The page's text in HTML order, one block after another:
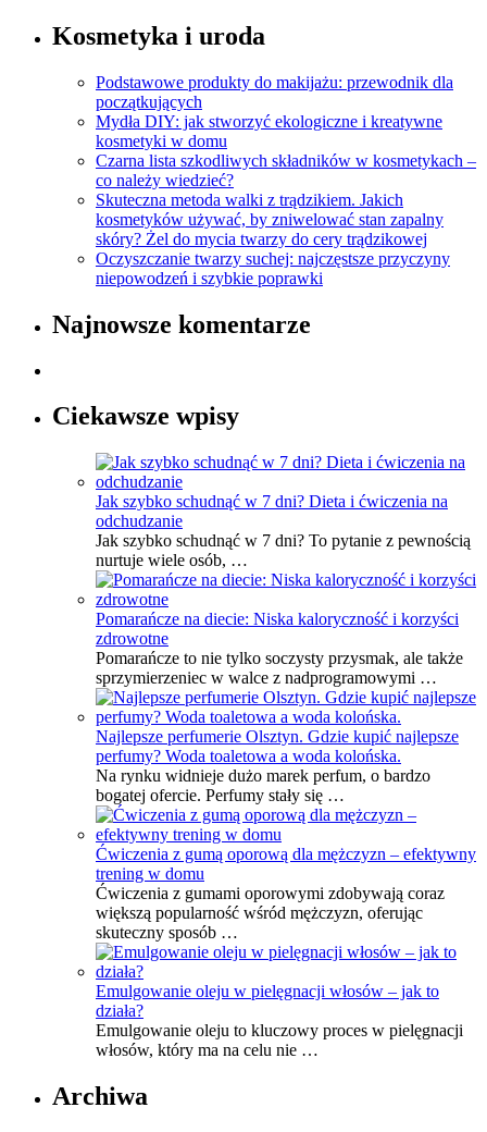
Kosmetyka i uroda
Podstawowe produkty do makijażu: przewodnik dla
początkujących
Mydła DIY: jak stworzyć ekologiczne i kreatywne
kosmetyki w domu
Czarna lista szkodliwych składników w kosmetykach –
co należy wiedzieć?
Skuteczna metoda walki z trądzikiem. Jakich
kosmetyków używać, by zniwelować stan zapalny
skóry? Żel do mycia twarzy do cery trądzikowej
Oczyszczanie twarzy suchej: najczęstsze przyczyny
niepowodzeń i szybkie poprawki
Najnowsze komentarze
Ciekawsze wpisy
Jak szybko schudnąć w 7 dni? Dieta i ćwiczenia na
odchudzanie
Jak szybko schudnąć w 7 dni? To pytanie z pewnością
nurtuje wiele osób, …
Pomarańcze na diecie: Niska kaloryczność i korzyści
zdrowotne
Pomarańcze to nie tylko soczysty przysmak, ale także
sprzymierzeniec w walce z nadprogramowymi …
Najlepsze perfumerie Olsztyn. Gdzie kupić najlepsze
perfumy? Woda toaletowa a woda kolońska.
Na rynku widnieje dużo marek perfum, o bardzo
bogatej ofercie. Perfumy stały się …
Ćwiczenia z gumą oporową dla mężczyzn – efektywny
trening w domu
Ćwiczenia z gumami oporowymi zdobywają coraz
większą popularność wśród mężczyzn, oferując
skuteczny sposób …
Emulgowanie oleju w pielęgnacji włosów – jak to
działa?
Emulgowanie oleju to kluczowy proces w pielęgnacji
włosów, który ma na celu nie …
Archiwa